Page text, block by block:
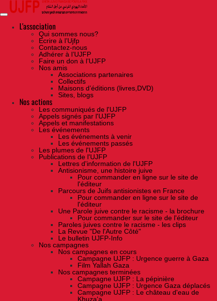
Skip
the
contentL'association
Qui sommes nous?
Ecrire à l’Ujfp
Contactez-nous
Adhérer à l’UJFP
Faire un don à l’UJFP
Nos amis
Associations partenaires
Collectifs
Maisons d’éditions (livres,DVD)
Sites, blogs
Nos actions
Les communiqués de l'UJFP
Appels signés par l'UJFP
Appels et manifestations
Les événements
Les événements à venir
Les événements passés
Les plumes de l'UJFP
Publications de l'UJFP
Lettres d'information de l'UJFP
Antisionisme, une histoire juive
Pour commander en ligne sur le site de
l'éditeur
Parcours de Juifs antisionistes en France
Pour commander en ligne sur le site de
l'éditeur
Une Parole juive contre le racisme - la brochure
Pour commander sur le site de l'éditeur
Paroles juives contre le racisme - les clips
La Revue "De l'Autre Côté"
Le bulletin UJFP-Info
Nos campagnes
Nos campagnes en cours
Campagne UJFP : Urgence guerre à Gaza
Film Yallah Gaza
Nos campagnes terminées
Campagne UJFP : La pépinière
Campagne UJFP : Urgence Gaza déplacés
Campagne UJFP : Le château d'eau de
Khuza'a